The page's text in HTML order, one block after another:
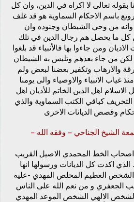
بقوله تعالى لا اكراه في الدين، وان كل
باسم الاحكام السماوية هو قد غلف
وانه من وحي الشيطان وجنوده وان
كل ما يحصل هم رجال الدين في تلك
ومن جاءوا بها فالأنبياء قد بلغوا
لكن من جاء بعدهم وتلبس به الشيطان
والارهاب وتكفير بعضنا لبعض ولم
غياب الانبياء والاوصياء والى يومنا
اهل الدين الخاتم للأديان اهل
كباقي الكتب السماوية والذي
وقصص الديانات الاخرى
الشيخ الجناحي – وفقه الله –
الخط المحمدي الاصيل القريب
اكدت كل الديانات ورسولها انها
العظيم المخلص المهدي -عليه
الجعفري و من نعم الله على الناس
الالهي الشخص الموعد المهدي